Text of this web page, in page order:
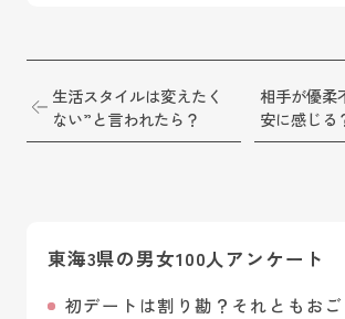
生活スタイルは変えたく
ない”と言われたら？
相手が優柔
安に感じる
東海3県の男女100人アンケート
初デートは割り勘？それともおご